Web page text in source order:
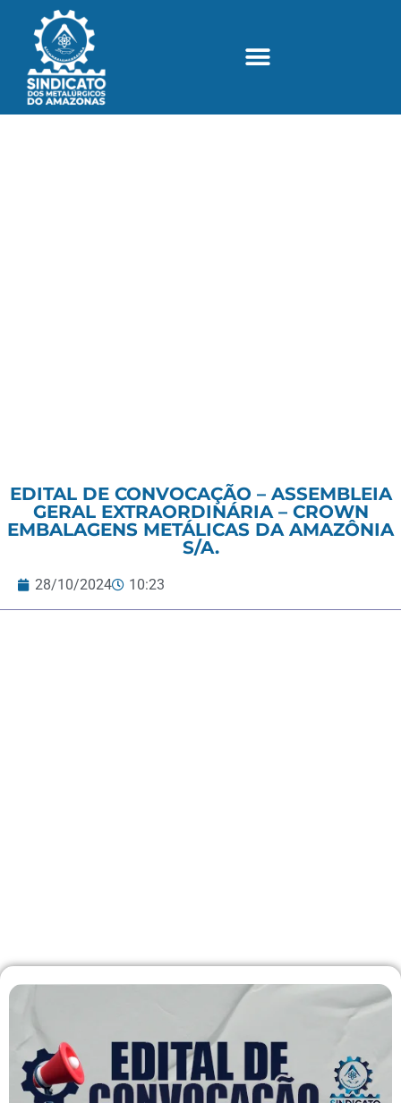
EDITAL DE CONVOCAÇÃO – ASSEMBLEIA
GERAL EXTRAORDINÁRIA – CROWN
EMBALAGENS METÁLICAS DA AMAZÔNIA
S/A.
28/10/2024 10:23